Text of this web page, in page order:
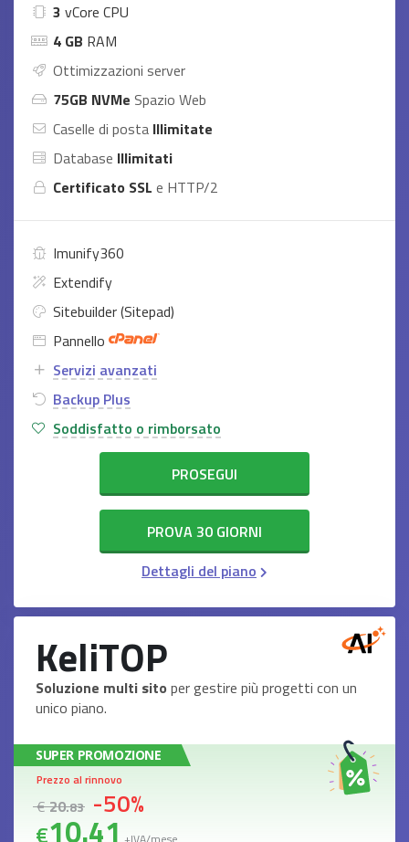
3 vCore CPU
4 GB RAM
Ottimizzazioni server
75GB NVMe Spazio Web
Caselle di posta Illimitate
Database Illimitati
Certificato SSL e HTTP/2
Imunify360
Extendify
Sitebuilder (Sitepad)
Pannello
Servizi avanzati
Backup Plus
Soddisfatto o rimborsato
PROSEGUI
PROVA 30 GIORNI
Dettagli del piano
KeliTOP
Soluzione multi sito per gestire più progetti con un
unico piano.
SUPER PROMOZIONE
Prezzo al rinnovo
€20.83 -50%
€10.41